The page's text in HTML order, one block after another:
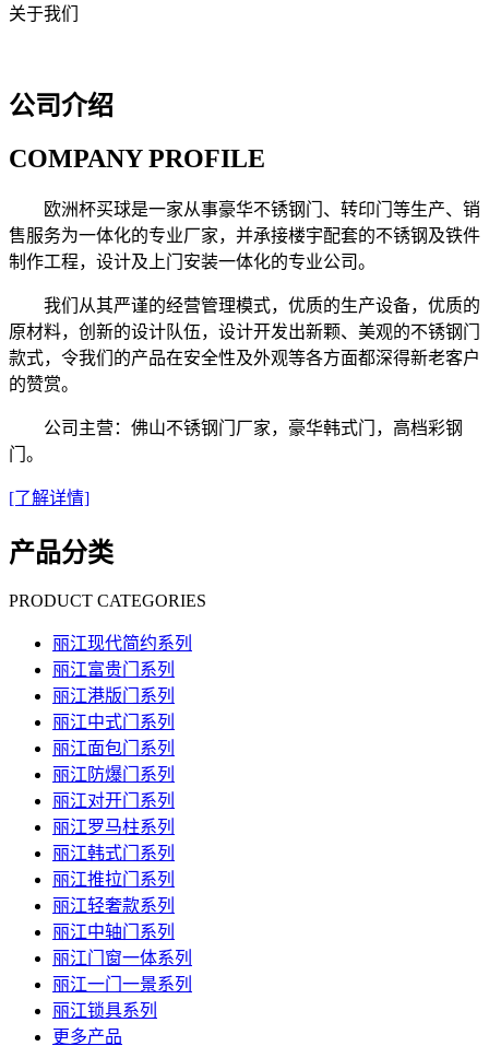
关于我们
公司介绍
COMPANY PROFILE
欧洲杯买球是一家从事豪华不锈钢门、转印门等生产、销
售服务为一体化的专业厂家，并承接楼宇配套的不锈钢及铁件
制作工程，设计及上门安装一体化的专业公司。
我们从其严谨的经营管理模式，优质的生产设备，优质的
原材料，创新的设计队伍，设计开发出新颗、美观的不锈钢门
款式，令我们的产品在安全性及外观等各方面都深得新老客户
的赞赏。
公司主营：佛山不锈钢门厂家，豪华韩式门，高档彩钢
门。
[了解详情]
产品分类
PRODUCT CATEGORIES
丽江现代简约系列
丽江富贵门系列
丽江港版门系列
丽江中式门系列
丽江面包门系列
丽江防爆门系列
丽江对开门系列
丽江罗马柱系列
丽江韩式门系列
丽江推拉门系列
丽江轻奢款系列
丽江中轴门系列
丽江门窗一体系列
丽江一门一景系列
丽江锁具系列
更多产品